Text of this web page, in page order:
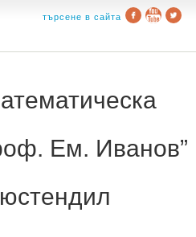
търсене в сайта
Ем. Иванов”